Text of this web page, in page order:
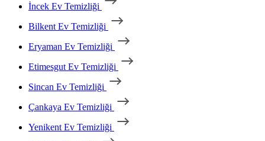
İncek Ev Temizliği
Bilkent Ev Temizliği
Eryaman Ev Temizliği
Etimesgut Ev Temizliği
Sincan Ev Temizliği
Çankaya Ev Temizliği
Yenikent Ev Temizliği